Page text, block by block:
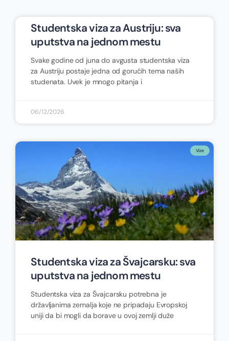
Studentska viza za Austriju: sva
uputstva na jednom mestu
Svake godine od juna do avgusta studentska viza
za Austriju postaje jedna od gorućih tema naših
studenata. Uvek je mnogo pitanja i
06/12/2026
Vize
Studentska viza za Švajcarsku: sva
uputstva na jednom mestu
Studentska viza za Švajcarsku potrebna je
državljanima zemalja koje ne pripadaju Evropskoj
uniji da bi mogli da borave u ovoj zemlji duže